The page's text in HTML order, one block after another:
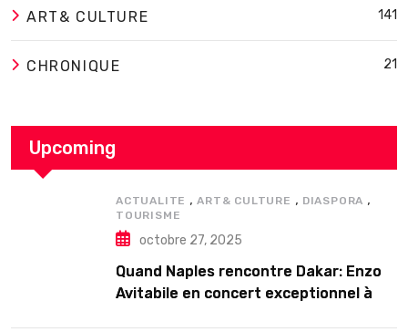
ART& CULTURE 141
CHRONIQUE 21
Upcoming
ACTUALITE ,ART& CULTURE , DIASPORA ,
TOURISME
octobre 27, 2025
Quand Naples rencontre Dakar: Enzo
Avitabile en concert exceptionnel à